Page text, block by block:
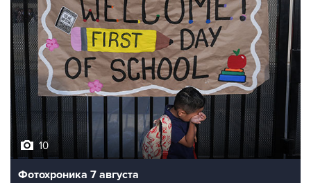
10
Фотохроника 7 августа